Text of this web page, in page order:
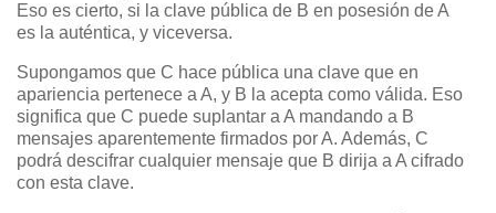
Eso es cierto, si la clave pública de B en posesión de A
es la auténtica, y viceversa.
Supongamos que C hace pública una clave que en
apariencia pertenece a A, y B la acepta como válida. Eso
significa que C puede suplantar a A mandando a B
mensajes aparentemente firmados por A. Además, C
podrá descifrar cualquier mensaje que B dirija a A cifrado
con esta clave.